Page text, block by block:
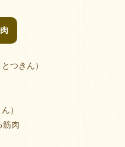
つきん）
）
肉